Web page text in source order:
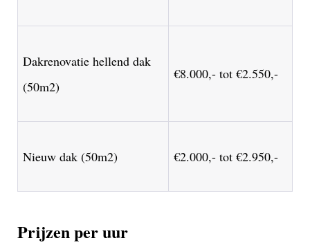
Dakrenovatie hellend dak
(50m2)
€8.000,- tot €2.550,-
Nieuw dak (50m2) €2.000,- tot €2.950,-
Prijzen per uur